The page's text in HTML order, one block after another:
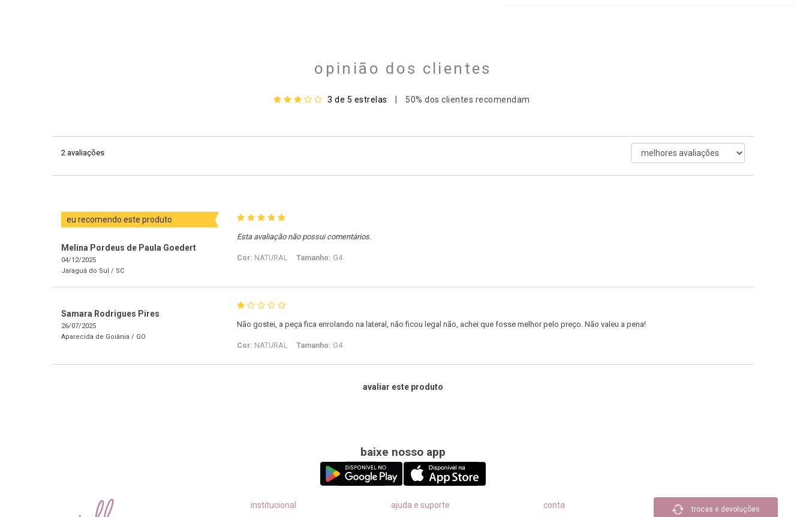
opinião dos clientes
3 de 5 estrelas 50% dos clientes recomendam
2 avaliações
ordenar
avaliações
eu recomendo este produto
Melina Pordeus de Paula Goedert
04/12/2025
Jaraguá do Sul / SC
Esta avaliação não possui comentários.
Cor: NATURAL Tamanho: G4
Samara Rodrigues Pires
26/07/2025
Aparecida de Goiânia / GO
Não gostei, a peça fica enrolando na lateral, não ficou legal não, achei que fosse melhor pelo preço. Não valeu a pena!
Cor: NATURAL Tamanho: G4
avaliar este produto
baixe nosso app
institucional ajuda e suporte conta trocas e devoluções